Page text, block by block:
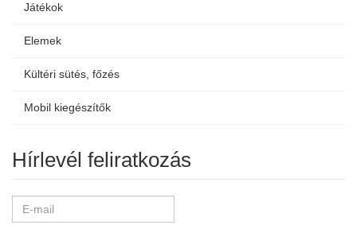
Játékok
Elemek
Kültéri sütés, főzés
Mobil kiegészítők
Hírlevél feliratkozás